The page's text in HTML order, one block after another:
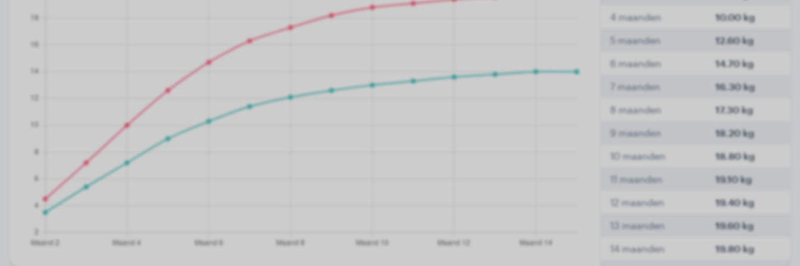
4 maanden 10.00 kg
5 maanden 12.60 kg
6 maanden 14.70 kg
7 maanden 16.30 kg
8 maanden 17.30 kg
9 maanden 18.20 kg
10 maanden 18.80 kg
11 maanden 19.10 kg
12 maanden 19.40 kg
13 maanden 19.60 kg
14 maanden 19.80 kg